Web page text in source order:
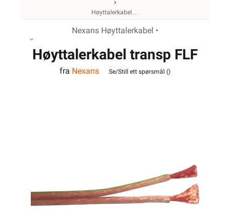
Høyttalerkabel
Nexans Høyttalerkabel •
Høyttalerkabel transp FLF
2x2,5
fra Nexans Se/Still ett spørsmål ()